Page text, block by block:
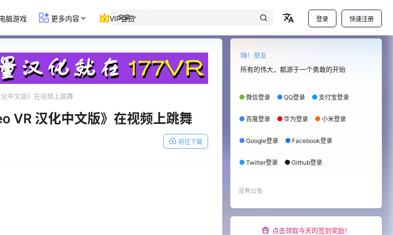
文章 登录 快速注册
脑游戏 更多内容 VIP会员
中文版》在视频上跳舞
VR 汉化中文版》在视频上跳舞
前往下载
嗨！朋友
所有的伟大，都源于一个勇敢的开始
微信登录 QQ登录 支付宝登录
百度登录 华为登录 小米登录
Google登录 Facebook登录
Twitter登录 Github登录
没有公告
点击领取今天的签到奖励！